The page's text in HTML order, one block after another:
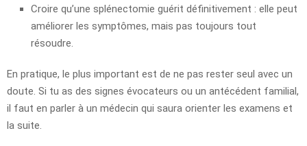
Croire qu’une splénectomie guérit définitivement : elle peut
améliorer les symptômes, mais pas toujours tout
résoudre.
En pratique, le plus important est de ne pas rester seul avec un
doute. Si tu as des signes évocateurs ou un antécédent familial,
il faut en parler à un médecin qui saura orienter les examens et
la suite.